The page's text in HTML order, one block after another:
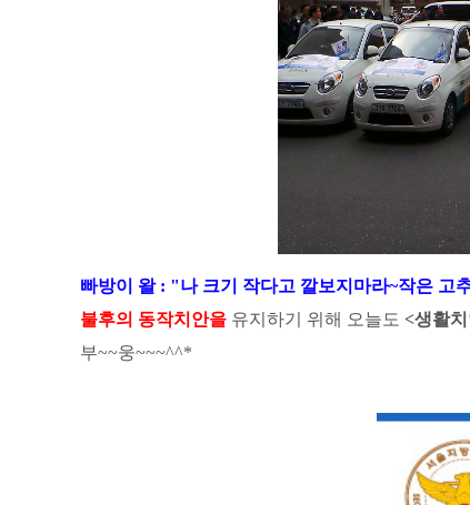
빠방이 왈 : "나 크기 작다고 깔보지마라~작은 고
불후의 동작치안을 유지하기 위해 오늘도 <생활
부~~웅~~~^^*